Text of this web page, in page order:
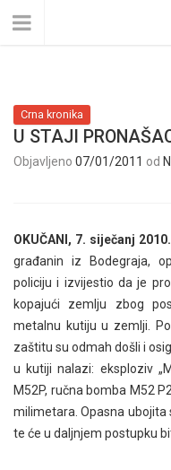
Crna kronika
U STAJI
Objavljeno 07/01/2011 od
OKUČANI, 7. siječanj 2010.
građanin iz Bodegraja,
policiju i izvijestio da je
kopajući zemlju zbog
metalnu kutiju u zemlji.
zaštitu su odmah došli i
u kutiji nalazi: eksploziv
M52P, ručna bomba M52
milimetara. Opasna ubojita
te će u daljnjem postupku